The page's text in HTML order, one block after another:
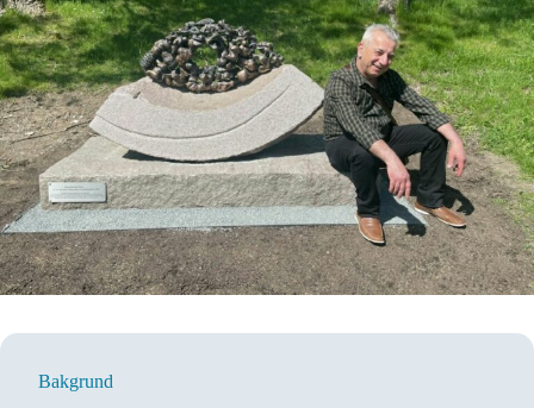
Bakgrund